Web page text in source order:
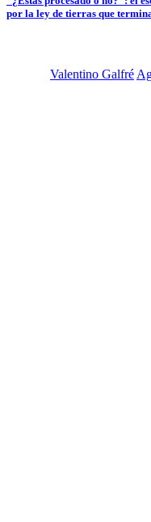
por la ley de tierras que
Valentino Galfré